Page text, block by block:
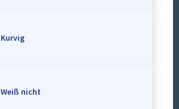
Kurvig
Weiß nicht